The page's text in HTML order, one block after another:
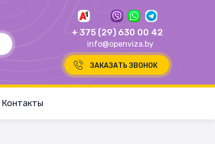
+ 375 (29) 630 00 42
info@openviza.by
ЗАКАЗАТЬ ЗВОНОК
Контакты